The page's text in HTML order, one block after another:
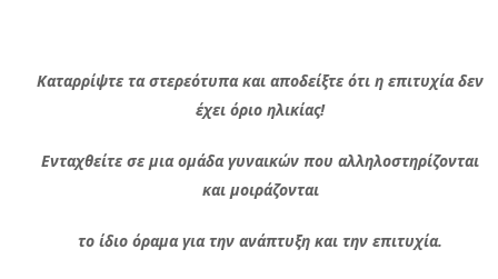
Καταρρίψτε τα στερεότυπα και αποδείξτε ότι η επιτυχία δεν
έχει όριο ηλικίας!
Ενταχθείτε σε μια ομάδα γυναικών που αλληλοστηρίζονται
και μοιράζονται
το ίδιο όραμα για την ανάπτυξη και την επιτυχία.